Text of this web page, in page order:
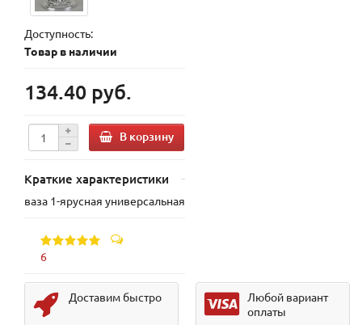
Доступность:
Товар в наличии
134.40 руб.
В корзину
Краткие характеристики
ваза 1-ярусная универсальная
6
Доставим быстро
Любой вариант
оплаты